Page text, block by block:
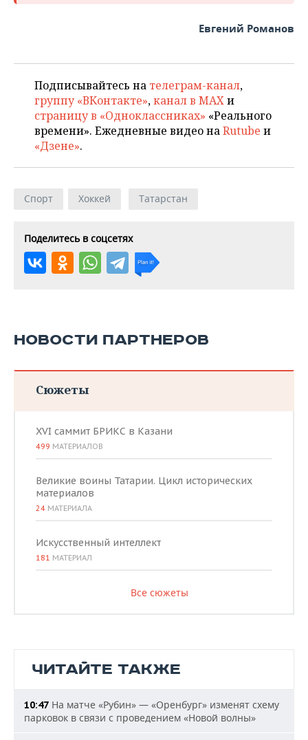
Евгений Романов
Подписывайтесь на телеграм-канал,
группу «ВКонтакте»,канал в MAXи
страницу в «Одноклассниках» «Реального
времени». Ежедневные видео наRutube и
«Дзене».
Спорт Хоккей Татарстан
Поделитесь в соцсетях
НОВОСТИ ПАРТНЕРОВ
Сюжеты
XVI саммит БРИКС в Казани
499 МАТЕРИАЛОВ
Великие воины Татарии. Цикл исторических
материалов
24 МАТЕРИАЛА
Искусственный интеллект
181 МАТЕРИАЛ
Все сюжеты
ЧИТАЙТЕ ТАКЖЕ
10:47 На матче «Рубин» — «Оренбург» изменят схему
парковок в связи с проведением «Новой волны»